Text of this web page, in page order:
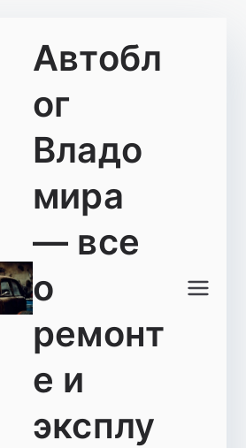
Автобл
ог
Владо
мира
— все
о
ремонт
е и
эксплу